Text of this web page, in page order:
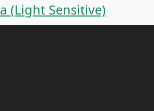
(Light Sensitive)